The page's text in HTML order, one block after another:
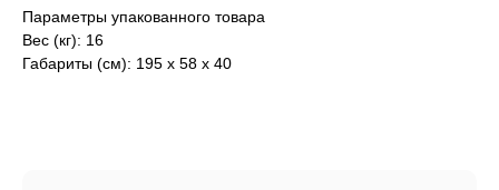
Параметры упакованного товара
Вес (кг): 16
Габариты (см): 195 х 58 х 40